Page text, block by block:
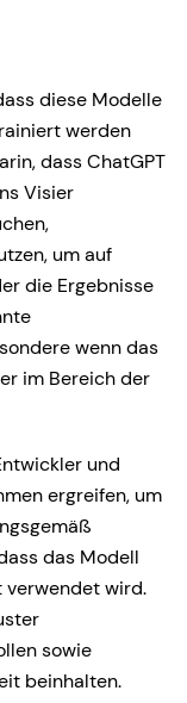
diese Modelle
werden
dass ChatGPT
Visier
um auf
die Ergebnisse
wenn das
im Bereich der
und
ergreifen, um
das Modell
verwendet wird.
sowie
beinhalten.